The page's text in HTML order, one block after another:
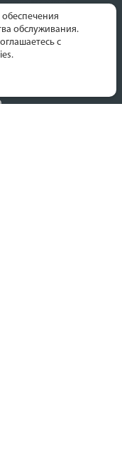
32
обслуживания.
с